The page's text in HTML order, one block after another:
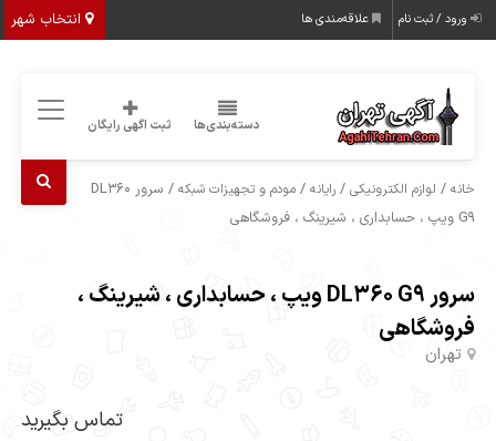
انتخاب شهر ورود / ثبت نام علاقه‌مندی ها
دسته‌بندی‌ها ثبت اگهی رایگان
خانه / لوازم الکترونیکی /رایانه /مودم و تجهیزات شبکه
/ سرور DL360
G9 ویپ ، حسابداری ، شیرینگ ، فروشگاهی
سرور DL360 G9 ویپ ، حسابداری ، شیرینگ ،
فروشگاهی
تهران
تماس بگیرید